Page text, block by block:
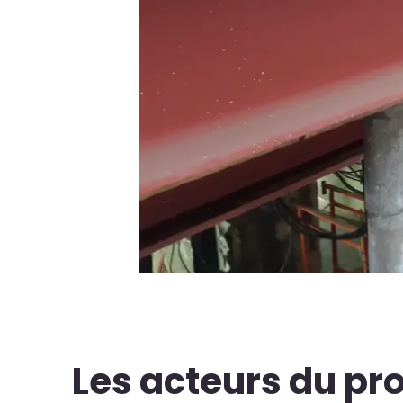
Les acteurs du